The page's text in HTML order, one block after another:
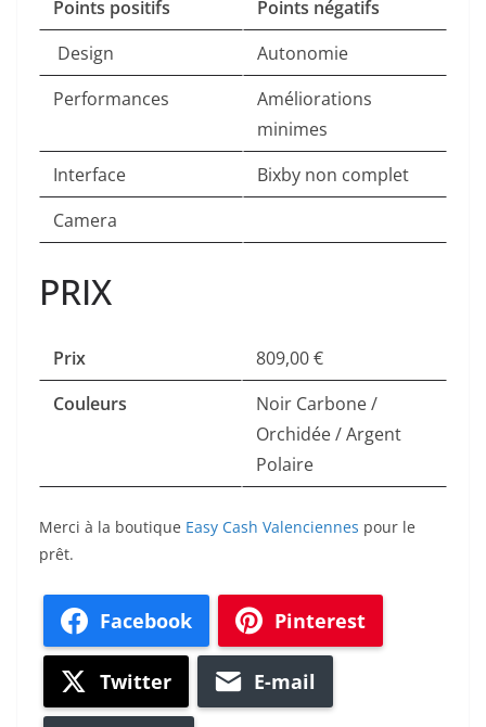
Points positifs
Points négatifs
Design
Autonomie
Performances
Améliorations
minimes
Interface
Bixby non complet
Camera
PRIX
Prix
809,00 €
Couleurs
Noir Carbone /
Orchidée / Argent
Polaire
Merci à la boutique Easy Cash Valenciennes pour le
prêt.
Facebook Pinterest
Twitter E-mail